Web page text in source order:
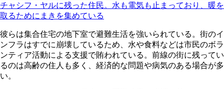
チャシフ・ヤルに残った住民。水も電気も止まっており、暖を
取るためにまきを集めている
彼らは集合住宅の地下室で避難生活を強いられている。街のイ
ンフラはすでに崩壊しているため、水や食料などは市民のボラ
ンティア活動による支援で賄われている。前線の街に残ってい
るのは高齢の住人も多く、経済的な問題や病気のある場合が多
い。